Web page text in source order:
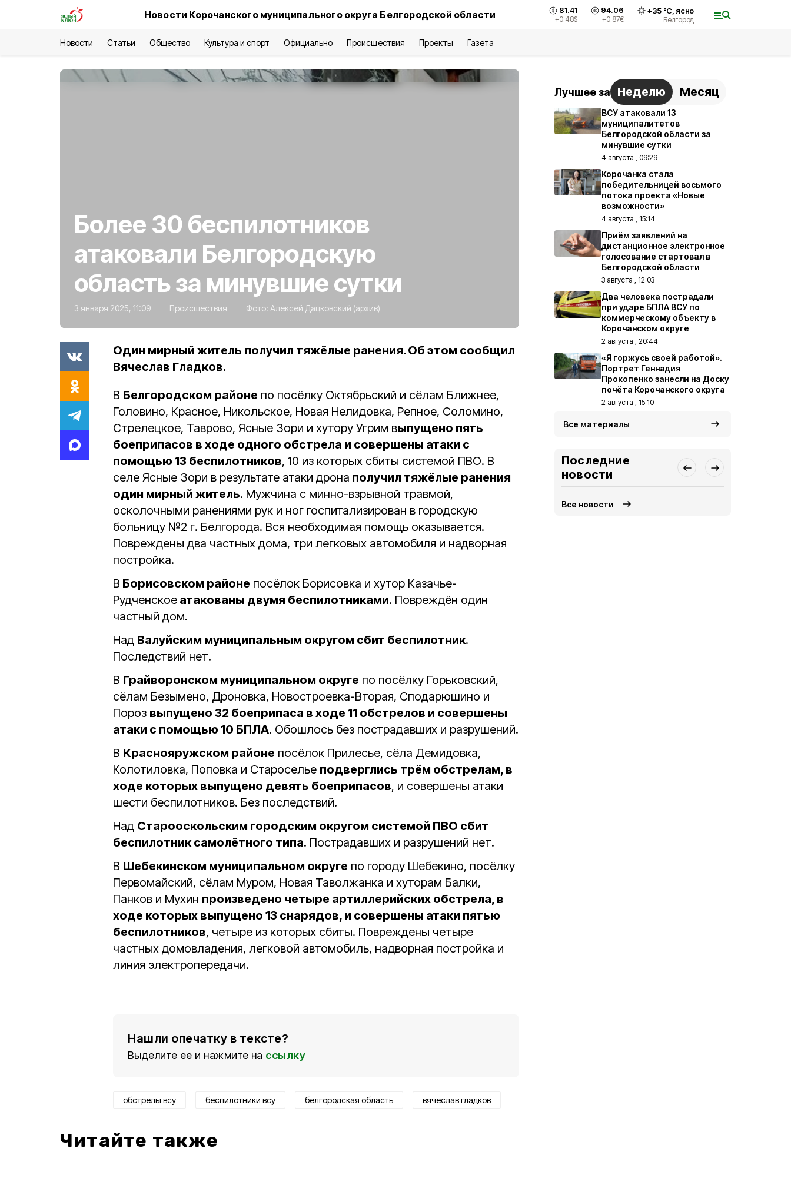
Новости Корочанского муниципального округа Белгородской области 81.41
+0.48$
94.06
+0.87€
+35°С, ясно
Белгород
Новости Статьи Общество Культура и спорт Официально Происшествия Проекты Газета
Более 30 беспилотников
атаковали Белгородскую
область за минувшие сутки
3 января 2025, 11:09 Происшествия Фото: Алексей Дацковский (архив)
Один мирный житель получил тяжёлые ранения. Об этом сообщил
Вячеслав Гладков.
В Белгородском районе по посёлку Октябрьский и сёлам Ближнее,
Головино, Красное, Никольское, Новая Нелидовка, Репное, Соломино,
Стрелецкое, Таврово, Ясные Зори и хутору Угрим выпущено пять
боеприпасов в ходе одного обстрела и совершены атаки с
помощью 13 беспилотников, 10 из которых сбиты системой ПВО. В
селе Ясные Зори в результате атаки дрона получил тяжёлые ранения
один мирный житель. Мужчина с минно-взрывной травмой,
осколочными ранениями рук и ног госпитализирован в городскую
больницу №2 г. Белгорода. Вся необходимая помощь оказывается.
Повреждены два частных дома, три легковых автомобиля и надворная
постройка.
В Борисовском районе посёлок Борисовка и хутор Казачье-
Рудченское атакованы двумя беспилотниками. Повреждён один
частный дом.
Над Валуйским муниципальным округом сбит беспилотник.
Последствий нет.
В Грайворонском муниципальном округе по посёлку Горьковский,
сёлам Безымено, Дроновка, Новостроевка-Вторая, Сподарюшино и
Пороз выпущено 32 боеприпаса в ходе 11 обстрелов и совершены
атаки с помощью 10 БПЛА. Обошлось без пострадавших и разрушений.
В Краснояружском районе посёлок Прилесье, сёла Демидовка,
Колотиловка, Поповка и Староселье подверглись трём обстрелам, в
ходе которых выпущено девять боеприпасов, и совершены атаки
шести беспилотников. Без последствий.
Над Старооскольским городским округом системой ПВО сбит
беспилотник самолётного типа. Пострадавших и разрушений нет.
В Шебекинском муниципальном округе по городу Шебекино, посёлку
Первомайский, сёлам Муром, Новая Таволжанка и хуторам Балки,
Панков и Мухин произведено четыре артиллерийских обстрела, в
ходе которых выпущено 13 снарядов, и совершены атаки пятью
беспилотников, четыре из которых сбиты. Повреждены четыре
частных домовладения, легковой автомобиль, надворная постройка и
линия электропередачи.
Нашли опечатку в тексте?
Выделите ее и нажмите на ссылку
обстрелы всу беспилотники всу белгородская область вячеслав гладков
Читайте также
Лучшее за Неделю Месяц
ВСУ атаковали 13
муниципалитетов
Белгородской области за
минувшие сутки
4 августа , 09:29
Корочанка стала
победительницей восьмого
потока проекта «Новые
возможности»
4 августа , 15:14
Приём заявлений на
дистанционное электронное
голосование стартовал в
Белгородской области
3 августа , 12:03
Два человека пострадали
при ударе БПЛА ВСУ по
коммерческому объекту в
Корочанском округе
2 августа , 20:44
«Я горжусь своей работой».
Портрет Геннадия
Прокопенко занесли на Доску
почёта Корочанского округа
2 августа , 15:10
Все материалы
Последние
новости
Все новости